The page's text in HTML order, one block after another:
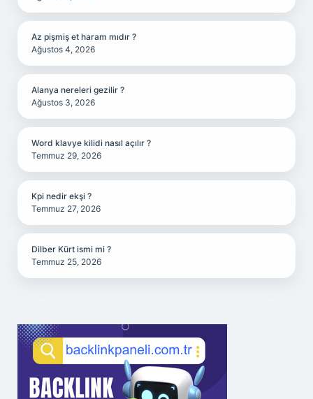
Az pişmiş et haram mıdır ?
Ağustos 4, 2026
Alanya nereleri gezilir ?
Ağustos 3, 2026
Word klavye kilidi nasıl açılır ?
Temmuz 29, 2026
Kpi nedir ekşi ?
Temmuz 27, 2026
Dilber Kürt ismi mi ?
Temmuz 25, 2026